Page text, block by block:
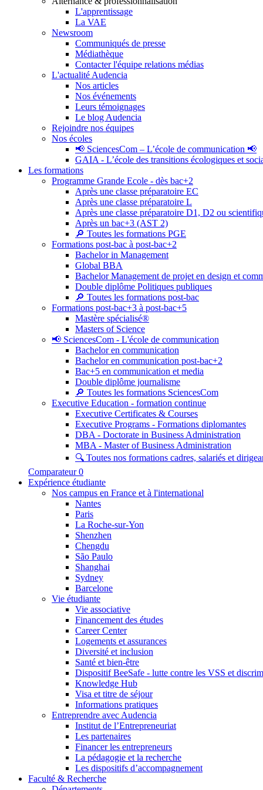
L'apprentissage
La VAE
Newsroom
Communiqués de presse
Médiathèque
Contacter l'équipe relations médias
L'actualité Audencia
Nos articles
Nos événements
Leurs témoignages
Le blog Audencia
Rejoindre nos équipes
Nos écoles
📢 SciencesCom – L’école de communication 📢
GAIA - L’école des transitions écologiques et
Les formations
Programme Grande Ecole - dès bac+2
Après une classe préparatoire EC
Après une classe préparatoire L
Après une classe préparatoire D1, D2 ou
Après un bac+3 (AST 2)
🔎 Toutes les formations PGE
Formations post-bac à post-bac+2
Bachelor in Management
Global BBA
Bachelor Management de projet en design et
Double diplôme Politiques publiques
🔎 Toutes les formations post-bac
Formations post-bac+3 à post-bac+5
Mastère spécialisé®
Masters of Science
📢 SciencesCom - L'école de communication
Bachelor en communication
Bachelor en communication post-bac+2
Bac+5 en communication et media
Double diplôme journalisme
🔎 Toutes les formations SciencesCom
Executive Education - formation continue
Executive Certificates & Courses
Executive Programs - Formations diplomantes
DBA - Doctorate in Business Administration
MBA - Master of Business Administration
🔍 Toutes nos formations cadres, salariés et
Comparateur 0
Expérience étudiante
Nos campus en France et à l'international
Nantes
Paris
La Roche-sur-Yon
Shenzhen
Chengdu
São Paulo
Shanghai
Sydney
Barcelone
Vie étudiante
Vie associative
Financement des études
Career Center
Logements et assurances
Diversité et inclusion
Santé et bien-être
Dispositif BeeSafe - lutte contre les VSS et
Knowledge Hub
Visa et titre de séjour
Informations pratiques
Entreprendre avec Audencia
Institut de l’Entrepreneuriat
Les partenaires
Financer les entrepreneurs
La pédagogie et la recherche
Les dispositifs d’accompagnement
Faculté & Recherche